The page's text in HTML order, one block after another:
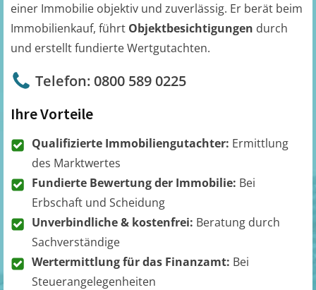
einer Immobilie objektiv und zuverlässig. Er berät beim
Immobilienkauf, führt Objektbesichtigungen durch
und erstellt fundierte Wertgutachten.
Telefon: 0800 589 0225
Ihre Vorteile
Qualifizierte Immobiliengutachter: Ermittlung
des Marktwertes
Fundierte Bewertung der Immobilie: Bei
Erbschaft und Scheidung
Unverbindliche & kostenfrei: Beratung durch
Sachverständige
Wertermittlung für das Finanzamt: Bei
Steuerangelegenheiten